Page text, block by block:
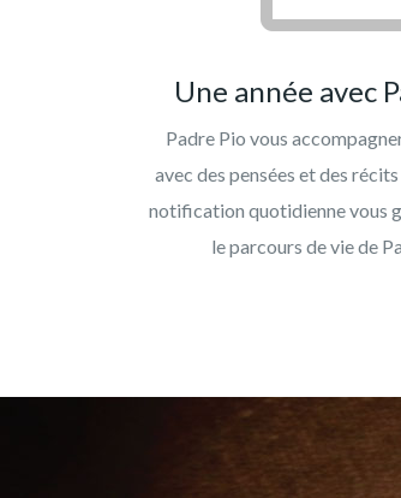
Une année avec
Padre Pio vous
avec des pensées et des
notification quotidienne vous
le parcours de vie de